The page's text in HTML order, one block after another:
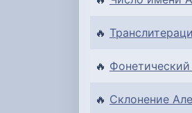
🔥
🔥
🔥 Склонение